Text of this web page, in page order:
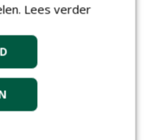
en andere
zijn bij stedelijke
lezingenprogramma
Lees verder